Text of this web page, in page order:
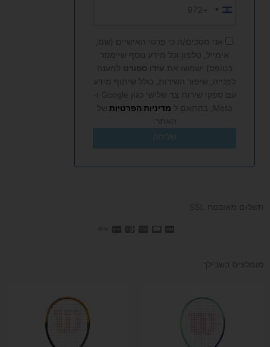
Israel
+972
אני מסכים/ה כי פרטי האישיים (שם,
אימייל, טלפון וכל מידע נוסף שיימסר
בטופס) ישמשו את עידו ספורט למענה
לפנייה, שיפור השירות, כולל שיתוף מידע
Meta, בהתאם ל
מדיניות הפרטיות של
האתר.
שליחה
תשלום מאובטח SSL
מומלצים בשבילך